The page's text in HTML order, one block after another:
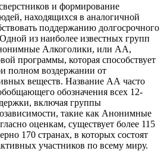
и формирование
находящихся в аналогичной
поддержанию долгосрочного
из наиболее известных групп
Алкоголики, или АА,
программы, которая способствует
полном воздержании от
веществ. Название АА часто
обозначения всех 12-
включая группы
такие как Анонимные
оценкам, существует более 115
170 странах, в которых состоят
участников по всему миру.